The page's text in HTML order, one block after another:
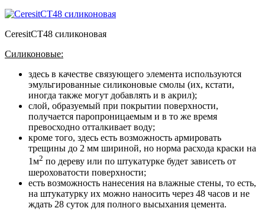
CeresitCT48 силиконовая
Силиконовые:
здесь в качестве связующего элемента используются
эмульгированные силиконовые смолы (их, кстати,
иногда также могут добавлять и в акрил);
слой, образуемый при покрытии поверхности,
получается паропроницаемым и в то же время
превосходно отталкивает воду;
кроме того, здесь есть возможность армировать
трещины до 2 мм шириной, но норма расхода краски на
1м2 по дереву или по штукатурке будет зависеть от
шероховатости поверхности;
есть возможность нанесения на влажные стены, то есть,
на штукатурку их можно наносить через 48 часов и не
ждать 28 суток для полного высыхания цемента.